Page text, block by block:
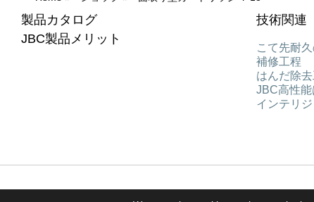
製品カタログ
JBC製品メリット
技術関連
こて先耐
補修工程
はんだ除
JBC高性能
インテリ